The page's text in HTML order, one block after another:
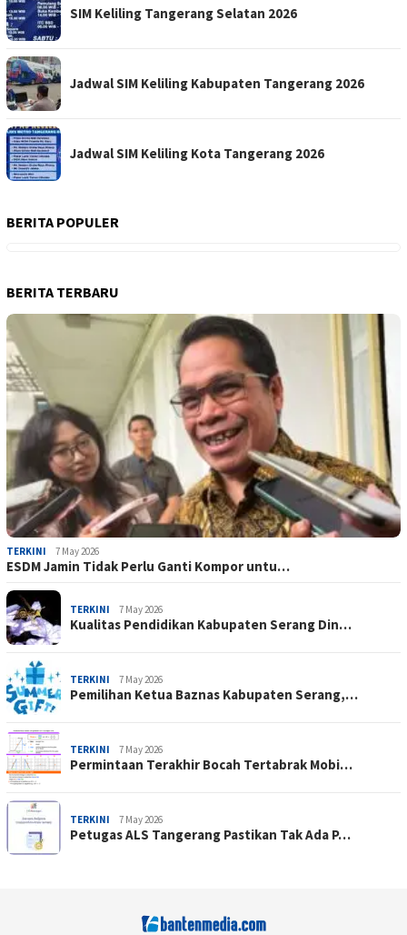
SIM Keliling Tangerang Selatan 2026
Jadwal SIM Keliling Kabupaten Tangerang 2026
Jadwal SIM Keliling Kota Tangerang 2026
BERITA POPULER
BERITA TERBARU
TERKINI 7 May 2026
ESDM Jamin Tidak Perlu Ganti Kompor untu…
TERKINI 7 May 2026
Kualitas Pendidikan Kabupaten Serang Din…
TERKINI 7 May 2026
Pemilihan Ketua Baznas Kabupaten Serang,…
TERKINI 7 May 2026
Permintaan Terakhir Bocah Tertabrak Mobi…
TERKINI 7 May 2026
Petugas ALS Tangerang Pastikan Tak Ada P…